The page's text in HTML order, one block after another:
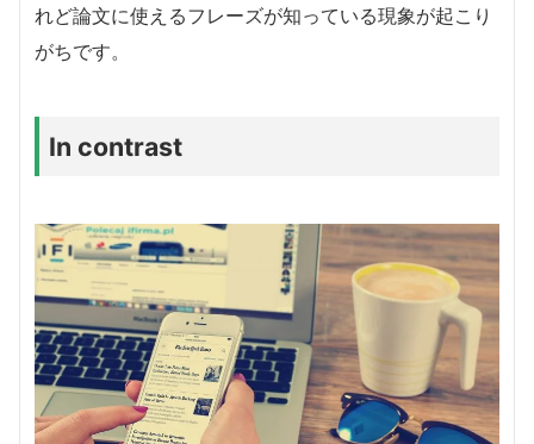
れど論文に使えるフレーズが知っている現象が起こり
がちです。
In contrast